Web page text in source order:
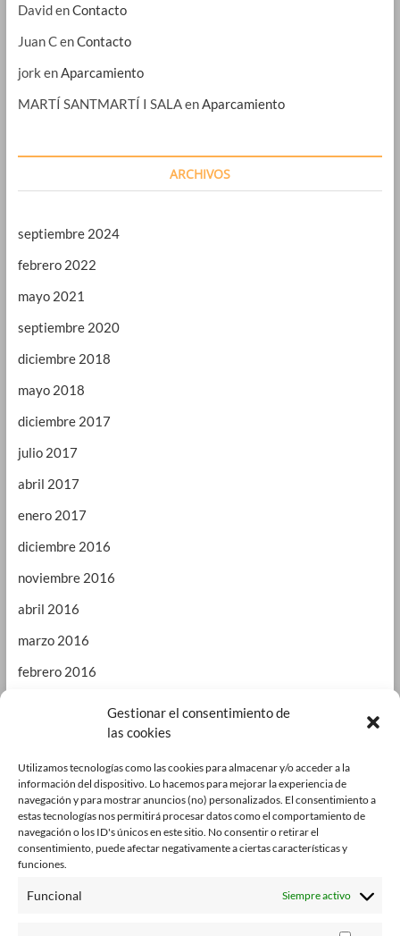
Gestionar el consentimiento de
las cookies
Utilizamos tecnologías como las cookies para almacenar y/o acceder a la
información del dispositivo. Lo hacemos para mejorar la experiencia de
navegación y para mostrar anuncios (no) personalizados. El consentimiento a
estas tecnologías nos permitirá procesar datos como el comportamiento de
navegación o los ID's únicos en este sitio. No consentir o retirar el
consentimiento, puede afectar negativamente a ciertas características y
funciones.
Funcional Siempre activo
DavidenContacto
Juan CenContacto
jork en Aparcamiento
MARTÍ SANTMARTÍ I SALAen Aparcamiento
ARCHIVOS
septiembre 2024
febrero 2022
mayo 2021
septiembre 2020
diciembre 2018
mayo 2018
diciembre 2017
julio 2017
abril 2017
enero 2017
diciembre 2016
noviembre 2016
abril 2016
marzo 2016
febrero 2016
septiembre 2015
enero 2015
octubre 2014
julio 2014
junio 2014
enero 2014